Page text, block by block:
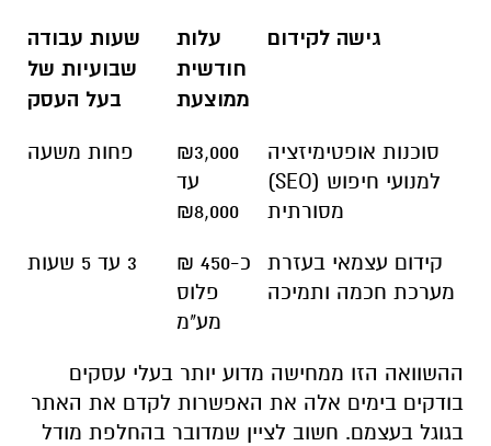
גישה לקידום
עלות
חודשית
ממוצעת
שעות עבודה
שבועיות של
בעל העסק
סוכנות אופטימיזציה
למנועי חיפוש (SEO)
מסורתית
₪3,000
עד
₪8,000
פחות משעה
קידום עצמאי בעזרת
מערכת חכמה ותמיכה
כ-450 ₪
פלוס
מע"מ
3 עד 5 שעות
ההשוואה הזו ממחישה מדוע יותר בעלי עסקים
בודקים בימים אלה את האפשרות לקדם את האתר
בגוגל בעצמם. חשוב לציין שמדובר בהחלפת מודל